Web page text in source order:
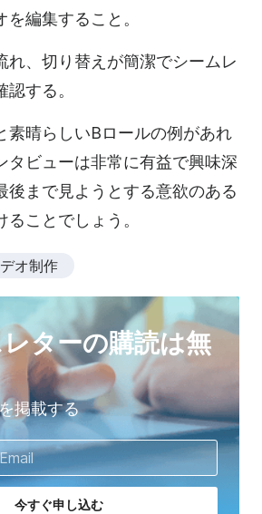
編集すること。
れ、切り替えが簡潔でシームレ
する。
素晴らしいBロールの例があれ
タビューは非常に有益で興味深
後まで見ようとする意欲のある
ことでしょう。
オ制作
ターの購読は無
掲載する
今すぐ申し込む